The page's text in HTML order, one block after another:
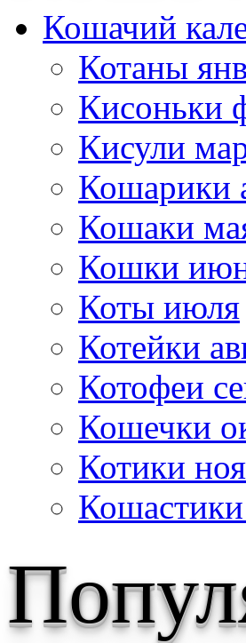
Кошачий
Котаны
Кисоньки
Кисули
Кошарики
Кошаки
Кошки
Коты июля
Котейки
Котофеи
Кошечки
Котики